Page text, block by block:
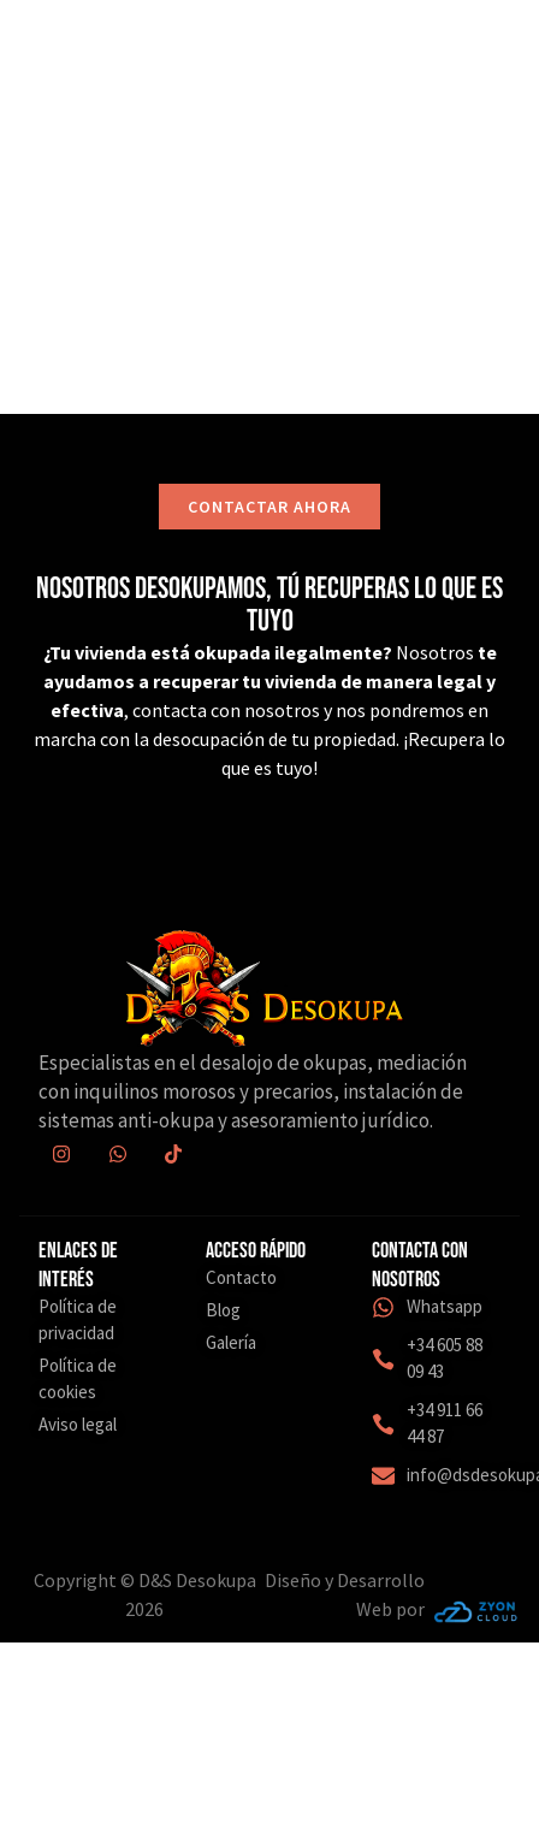
CONTACTAR AHORA
Nosotros desokupamos, tú recuperas lo que es
tuyo
¿Tu vivienda está okupada ilegalmente? Nosotros te
ayudamos a recuperar tu vivienda de manera legal y
efectiva, contacta con nosotros y nos pondremos en
marcha con la desocupación de tu propiedad. ¡Recupera lo
que es tuyo!
Especialistas en el desalojo de okupas, mediación
con inquilinos morosos y precarios, instalación de
sistemas anti-okupa y asesoramiento jurídico.
Enlaces de
interés
Política de
privacidad
Política de
cookies
Aviso legal
Acceso Rápido
Contacto
Blog
Galería
Contacta con
nosotros
Whatsapp
+34 605 88
09 43
‎+34 911 66
44 87
Copyright © D&S Desokupa
2026
Diseño y Desarrollo
Web por